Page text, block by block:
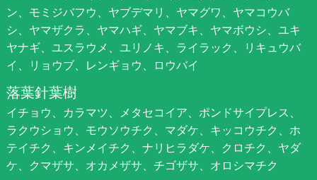
ン、モミジバフウ、ヤブデマリ、ヤマグワ、ヤマコウバ
シ、ヤマザクラ、ヤマハギ、ヤマブキ、ヤマボウシ、ユキ
ヤナギ、ユスラウメ、ユリノキ、ライラック、リキュウバ
イ、リョウブ、レンギョウ、ロウバイ
落葉針葉樹
イチョウ、カラマツ、メタセコイア、ポンドサイプレス、
ラクウショウ、モウソウチク、マダケ、キッコウチク、ホ
テイチク、キンメイチク、ナリヒラダケ、クロチク、ヤダ
ケ、クマザサ、オカメザサ、チゴザサ、オロシマチク